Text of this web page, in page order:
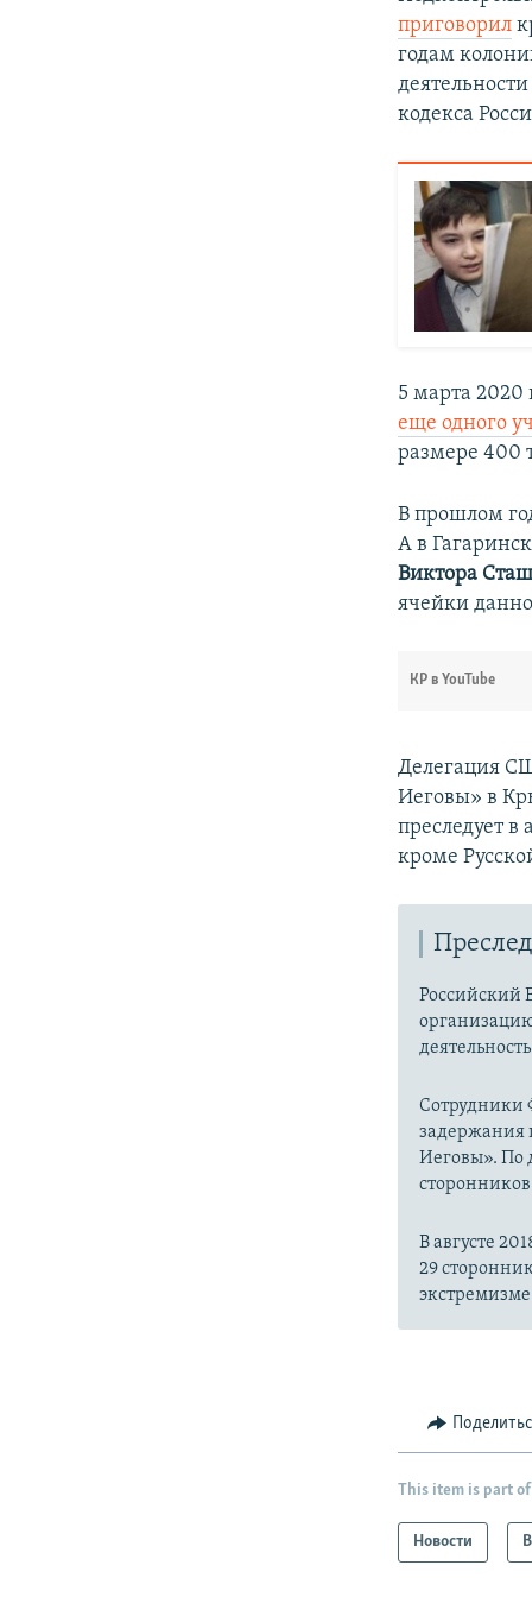
приговорил
годам
кодекса
5 марта 2020
еще одного
размере 400
В прошлом
А в
Виктора
ячейки
КР в YouTube
Делегация
Иеговы» в
преследует
кроме
Российский
Сотрудники
задержания
Иеговы». По
В августе
29
This item is part of
Новости